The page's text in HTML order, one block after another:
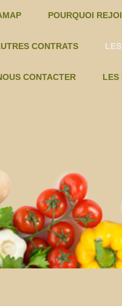
POURQUOI
CONTRATS
CHATAIGNES – CYRIL REYAUD -C
SÈVE DE BOULEAU -C
TISANES -C
VINS – MAS GOURGONNIER -C
VINS – DOMAINE ROUSTAN -C
CONTACTER LES